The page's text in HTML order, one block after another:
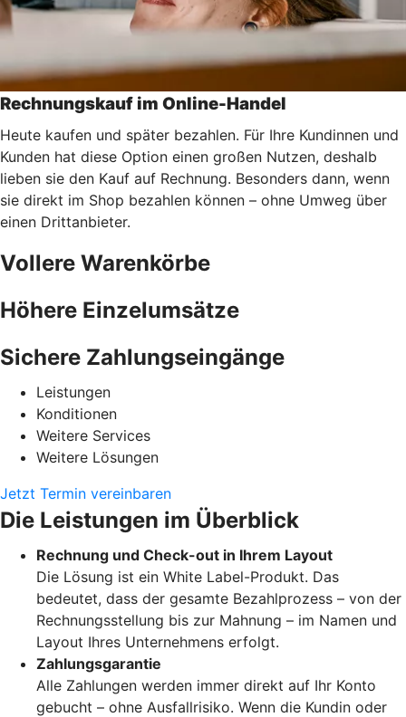
Rechnungskauf im Online-Handel
Heute kaufen und später bezahlen. Für Ihre Kundinnen und
Kunden hat diese Option einen großen Nutzen, deshalb
lieben sie den Kauf auf Rechnung. Besonders dann, wenn
sie direkt im Shop bezahlen können – ohne Umweg über
einen Drittanbieter.
Vollere Warenkörbe
Höhere Einzelumsätze
Sichere Zahlungseingänge
Leistungen
Konditionen
Weitere Services
Weitere Lösungen
Jetzt Termin vereinbaren
Die Leistungen im Überblick
Rechnung und Check-out in Ihrem Layout
Die Lösung ist ein White Label-Produkt. Das
bedeutet, dass der gesamte Bezahlprozess – von der
Rechnungsstellung bis zur Mahnung – im Namen und
Layout Ihres Unternehmens erfolgt.
Zahlungsgarantie
Alle Zahlungen werden immer direkt auf Ihr Konto
gebucht – ohne Ausfallrisiko. Wenn die Kundin oder